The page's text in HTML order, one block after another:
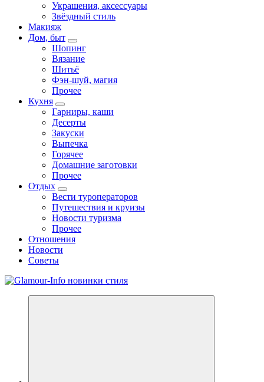
Украшения, аксессуары
Звёздный стиль
Макияж
Дом, быт
Шопинг
Вязание
Шитьё
Фэн-шуй, магия
Прочее
Кухня
Гарниры, каши
Десерты
Закуски
Выпечка
Горячее
Домашние заготовки
Прочее
Отдых
Вести туроператоров
Путешествия и круизы
Новости туризма
Прочее
Отношения
Новости
Советы
Секреты молодости, красоты и долголетия. Гламурный журнал